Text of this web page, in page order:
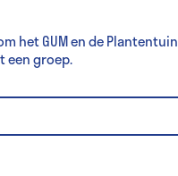
het GUM en de Plantentuin
een groep.